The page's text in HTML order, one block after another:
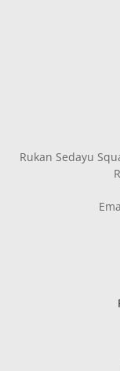
Rukan Sedayu